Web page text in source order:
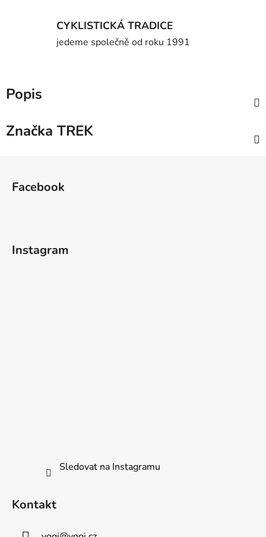
CYKLISTICKÁ TRADICE
jedeme společně od roku 1991
Popis
Značka TREK
Facebook
Instagram
Sledovat na Instagramu
Kontakt